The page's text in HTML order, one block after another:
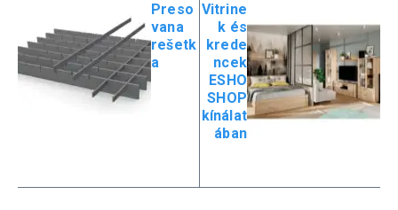
Preso
vana
rešetk
a
Vitrine
k és
krede
ncek
ESHO
SHOP
kínálat
ában